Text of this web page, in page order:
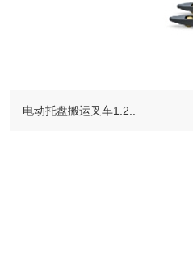
电动托盘搬运叉车1.2..